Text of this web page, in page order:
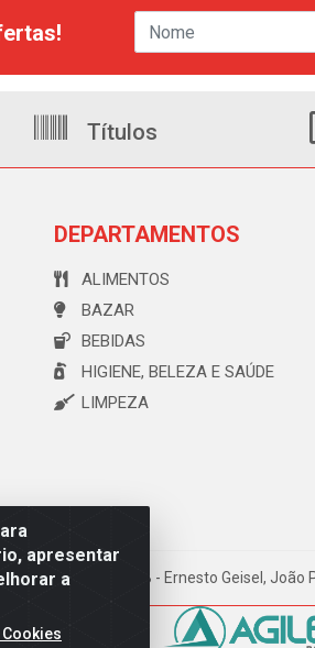
apresentar
a
Títulos
DEPARTAMENTOS
ALIMENTOS
BAZAR
BEBIDAS
HIGIENE, BELEZA E SAÚDE
LIMPEZA
173 Galpão B - Ernesto Geisel,